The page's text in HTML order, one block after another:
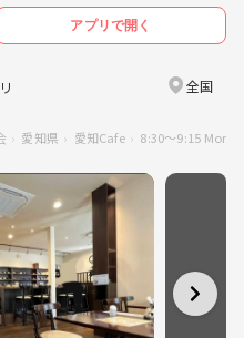
アプリで開く
全国
愛知県 愛知Cafe 8:30～9:15